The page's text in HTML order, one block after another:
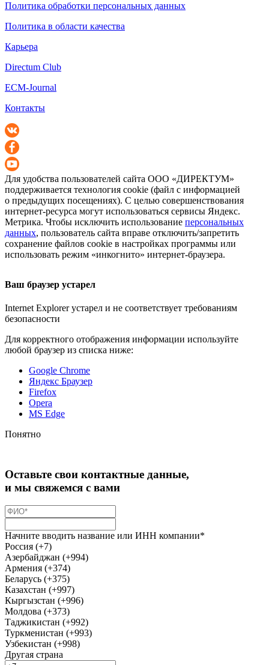
Политика обработки персональных данных
Политика в области качества
Карьера
Directum Club
ECM-Journal
Контакты
Для удобства пользователей сайта ООО «ДИРЕКТУМ»
поддерживается технология cookie (файл с информацией
о предыдущих посещениях). С целью совершенствования
интернет-ресурса могут использоваться сервисы Яндекс.
Метрика. Чтобы исключить использование персональных
данных, пользователь сайта вправе отключить/запретить
сохранение файлов cookie в настройках программы или
использовать режим «инкогнито» интернет-браузера.
Ваш браузер устарел
Internet Explorer устарел и не соответствует требованиям
безопасности
Для корректного отображения информации используйте
любой браузер из списка ниже:
Google Chrome
Яндекс Браузер
Firefox
Opera
MS Edge
Понятно
Оставьте свои контактные данные,
и мы свяжемся с вами
Начните вводить название или ИНН компании*
Россия (+7)
Азербайджан (+994)
Армения (+374)
Беларусь (+375)
Казахстан (+997)
Кыргызстан (+996)
Молдова (+373)
Таджикистан (+992)
Туркменистан (+993)
Узбекистан (+998)
Другая страна